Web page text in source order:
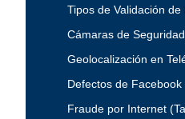
Tipos de Validación de
Cámaras de Seguridad
Geolocalización en
Defectos de Facebook
Fraude por Internet